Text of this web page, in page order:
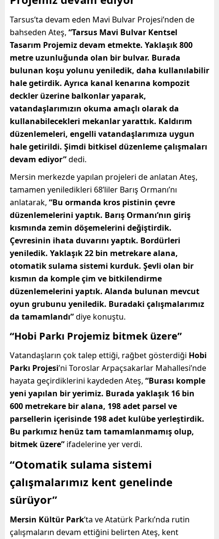
Tarsus’ta devam eden Mavi Bulvar Projesi’nden de
bahseden Ateş, “Tarsus Mavi Bulvar Kentsel
Tasarım Projemiz devam etmekte. Yaklaşık 800
metre uzunluğunda olan bir bulvar. Burada
bulunan koşu yolunu yeniledik, daha kullanılabilir
hale getirdik. Ayrıca kanal kenarına kompozit
deckler üzerine balkonlar yaparak,
vatandaşlarımızın okuma amaçlı olarak da
kullanabilecekleri mekanlar yarattık. Kaldırım
düzenlemeleri, engelli vatandaşlarımıza uygun
hale getirildi. Şimdi bitkisel düzenleme çalışmaları
devam ediyor”dedi.
Mersin merkezde yapılan projeleri de anlatan Ateş,
tamamen yeniledikleri 68’liler Barış Ormanı’nı
anlatarak, “Bu ormanda kros pistinin çevre
düzenlemelerini yaptık. Barış Ormanı’nın giriş
kısmında zemin döşemelerini değiştirdik.
Çevresinin ihata duvarını yaptık. Bordürleri
yeniledik. Yaklaşık 22 bin metrekare alana,
otomatik sulama sistemi kurduk. Şevli olan bir
kısmın da komple çim ve bitkilendirme
düzenlemelerini yaptık. Alanda bulunan mevcut
oyun grubunu yeniledik. Buradaki çalışmalarımız
da tamamlandı”diye konuştu.
“Hobi Parkı Projemiz bitmek üzere”
Vatandaşların çok talep ettiği, rağbet gösterdiği Hobi
Parkı Projesi’ni Toroslar Arpaçsakarlar Mahallesi’nde
hayata geçirdiklerini kaydeden Ateş, “Burası komple
yeni yapılan bir yerimiz. Burada yaklaşık 16 bin
600 metrekare bir alana, 198 adet parsel ve
parsellerin içerisinde 198 adet kulübe yerleştirdik.
Bu parkımız henüz tam tamamlanmamış olup,
bitmek üzere” ifadelerine yer verdi.
“Otomatik sulama sistemi
çalışmalarımız kent genelinde
sürüyor”
Mersin Kültür Park’ta ve Atatürk Parkı’nda rutin
çalışmaların devam ettiğini belirten Ateş, kent